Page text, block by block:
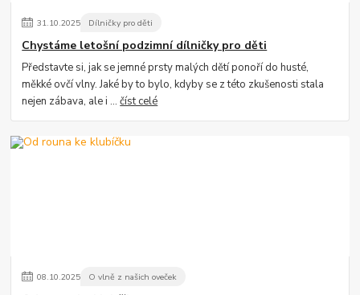
31.10.2025 Dílničky pro děti
Chystáme letošní podzimní dílničky pro děti
Představte si, jak se jemné prsty malých dětí ponoří do husté,
měkké ovčí vlny. Jaké by to bylo, kdyby se z této zkušenosti stala
nejen zábava, ale i ...číst celé
08.10.2025 O vlně z našich oveček